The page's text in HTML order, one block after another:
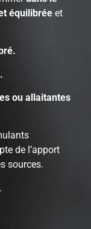
équilibrée et
ou allaitantes
de l’apport
sources.
.